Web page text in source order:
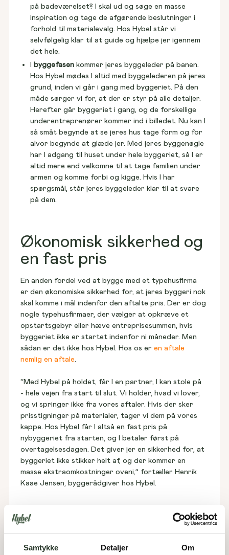
Samtykke Detaljer Om
på badeværelset? I skal ud og søge en masse
inspiration og tage de afgørende beslutninger i
forhold til materialevalg. Hos Hybel står vi
selvfølgelig klar til at guide og hjælpe jer igennem
det hele.
byggefasenkommer jeres byggeleder på banen.
Hos Hybel mødes I altid med byggelederen på jeres
grund, inden vi går i gang med byggeriet. På den
måde sørger vi for, at der er styr på alle detaljer.
Herefter går byggeriet i gang, og de forskellige
underentreprenører kommer ind i billedet. Nu kan I
så småt begynde at se jeres hus tage form og for
alvor begynde at glæde jer. Med jeres byggenøgle
har I adgang til huset under hele byggeriet, så I er
altid mere end velkomne til at tage familien under
armen og komme forbi og kigge. Hvis I har
spørgsmål, står jeres byggeleder klar til at svare
på dem.
Økonomisk sikkerhed og
en fast pris
En anden fordel ved at bygge med et typehusfirma
er den økonomiske sikkerhed for, at jeres byggeri nok
skal komme i mål indenfor den aftalte pris. Der er dog
nogle typehusfirmaer, der vælger at opkræve et
opstartsgebyr eller hæve entreprisesummen, hvis
byggeriet ikke er startet indenfor ni måneder. Men
sådan er det ikke hos Hybel. Hos os er en aftale
nemlig en aftale.
“Med Hybel på holdet, får I en partner, I kan stole på
- hele vejen fra start til slut. Vi holder, hvad vi lover,
og vi springer ikke fra vores aftaler. Hvis der sker
prisstigninger på materialer, tager vi dem på vores
kappe. Hos Hybel får I altså en fast pris på
nybyggeriet fra starten, og I betaler først på
overtagelsesdagen. Det giver jer en sikkerhed for, at
byggeriet ikke stikker helt af, og der kommer en
masse ekstraomkostninger oveni,” fortæller Henrik
Kaae Jensen, byggerådgiver hos Hybel.
Masser af inspiration at
hente i udstillingshusene